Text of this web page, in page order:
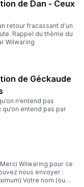
de Dan - Ceux
retour fracassant d’un
Rappel du thème du
Wilwaring
de Géckaude
n’entend pas
entend pas par
Wilwaring pour ce
nous envoyer :
Votre nom (ou